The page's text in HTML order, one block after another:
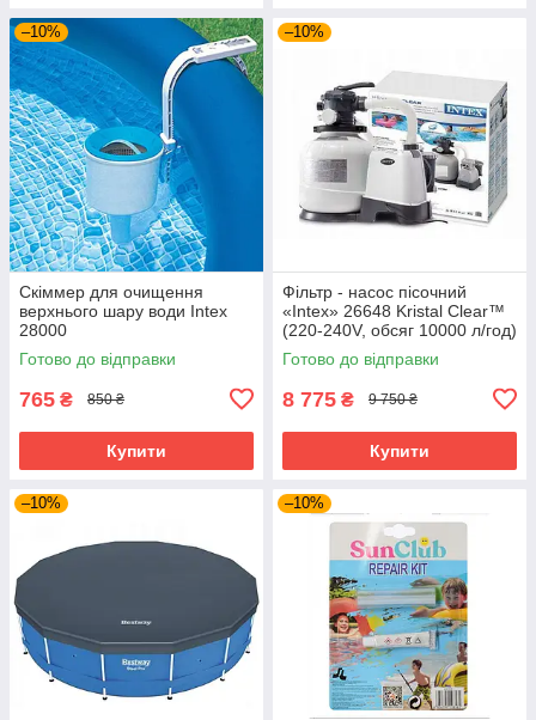
–10%
Скіммер для очищення
верхнього шару води Intex
28000
Готово до відправки
765 ₴ 850 ₴
Купити
–10%
Фільтр - насос пісочний
«Intex» 26648 Kristal Clear™
(220-240V, обсяг 10000 л/год)
Готово до відправки
8 775 ₴ 9 750 ₴
Купити
–10% –10%